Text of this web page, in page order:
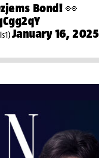
Bond! 👀
January 16, 2025